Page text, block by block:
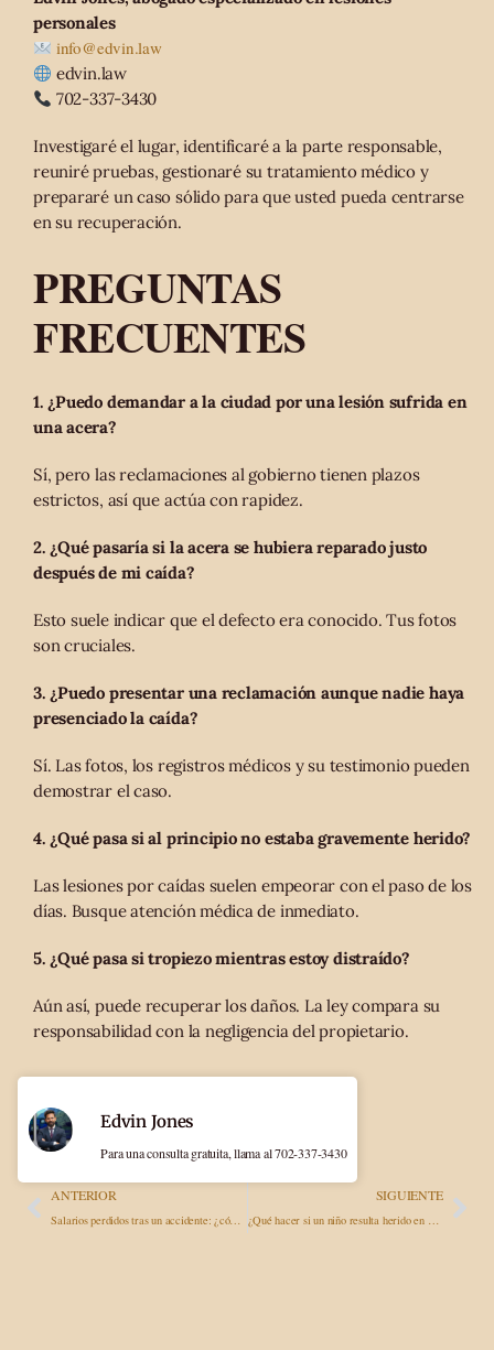
personales
info@edvin.law
edvin.law
702-337-3430
Investigaré el lugar, identificaré a la parte responsable,
reuniré pruebas, gestionaré su tratamiento médico y
prepararé un caso sólido para que usted pueda centrarse
en su recuperación.
PREGUNTAS
FRECUENTES
1. ¿Puedo demandar a la ciudad por una lesión sufrida en
una acera?
Sí, pero las reclamaciones al gobierno tienen plazos
estrictos, así que actúa con rapidez.
2. ¿Qué pasaría si la acera se hubiera reparado justo
después de mi caída?
Esto suele indicar que el defecto era conocido. Tus fotos
son cruciales.
3. ¿Puedo presentar una reclamación aunque nadie haya
presenciado la caída?
Sí. Las fotos, los registros médicos y su testimonio pueden
demostrar el caso.
4. ¿Qué pasa si al principio no estaba gravemente herido?
Las lesiones por caídas suelen empeorar con el paso de los
días. Busque atención médica de inmediato.
5. ¿Qué pasa si tropiezo mientras estoy distraído?
Aún así, puede recuperar los daños. La ley compara su
responsabilidad con la negligencia del propietario.
ANTERIOR
Salarios perdidos tras un accidente: ¿cómo cobrar por el trabajo perdido?
SIGUIENTE
¿Qué hacer si un niño resulta herido en un accidente? Abogado especializado en lesiones infantiles
Edvin Jones
Para una consulta gratuita, llama al 702-337-3430